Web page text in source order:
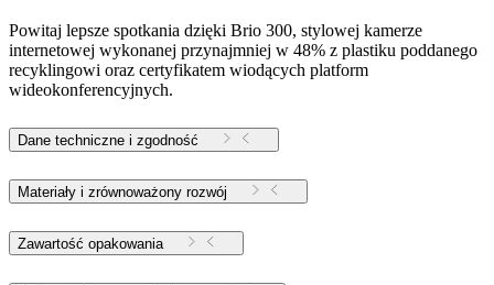
Powitaj lepsze spotkania dzięki Brio 300, stylowej kamerze
internetowej wykonanej przynajmniej w 48% z plastiku poddanego
recyklingowi oraz certyfikatem wiodących platform
wideokonferencyjnych.
Dane techniczne i zgodność
Materiały i zrównoważony rozwój
Zawartość opakowania